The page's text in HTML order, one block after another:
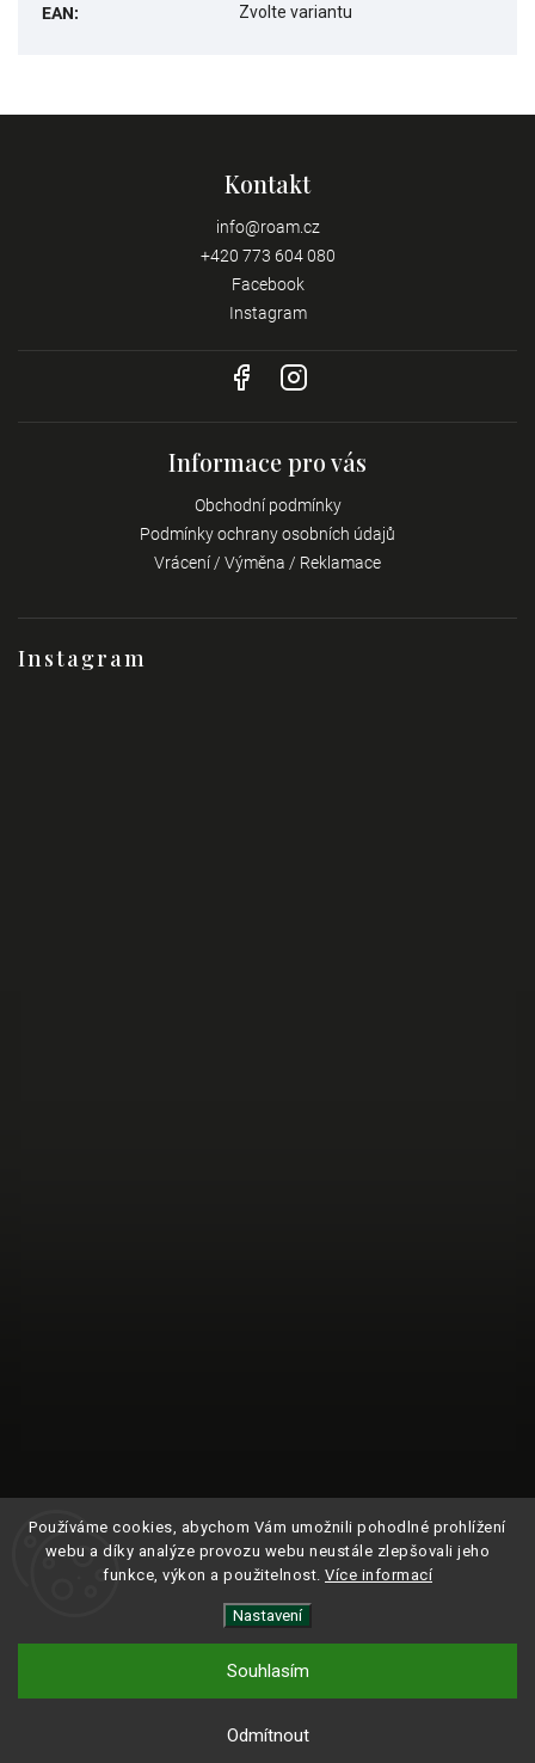
Používáme cookies, abychom Vám umožnili pohodlné prohlížení
webu a díky analýze provozu webu neustále zlepšovali jeho
funkce, výkon a použitelnost. Více informací
Nastavení
Odmítnout
Souhlasím
EAN: Zvolte variantu
Instagram
Kontakt
info@roam.cz
+420 773 604 080
Facebook
Instagram
Informace pro vás
Obchodní podmínky
Podmínky ochrany osobních údajů
Vrácení / Výměna / Reklamace
Copyright 2024ROAM.| Všechna práva vyhrazena.